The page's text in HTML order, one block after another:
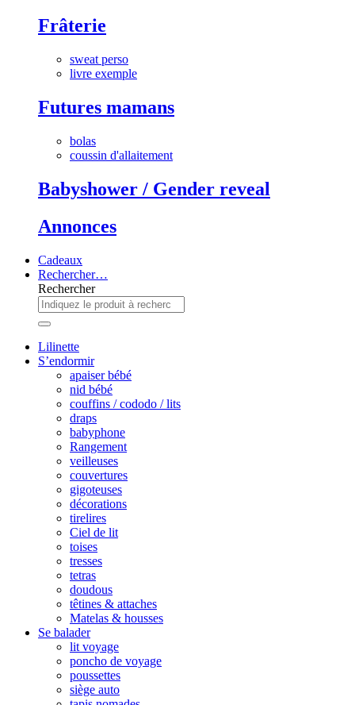
Frâterie
sweat perso
livre exemple
Futures mamans
bolas
coussin d'allaitement
Babyshower / Gender reveal
Annonces
Cadeaux
Rechercher…
Rechercher
Lilinette
S’endormir
apaiser bébé
nid bébé
couffins / cododo / lits
draps
babyphone
Rangement
veilleuses
couvertures
gigoteuses
décorations
tirelires
Ciel de lit
toises
tresses
tetras
doudous
têtines & attaches
Matelas & housses
Se balader
lit voyage
poncho de voyage
poussettes
siège auto